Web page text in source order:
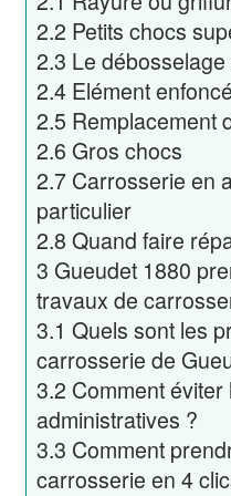
2.2 Petits chocs
2.3 Le
2.4 Elément enfoncé
2.5 Remplacement
2.6 Gros chocs
2.7 Carrosserie en
particulier
2.8 Quand faire
3 Gueudet 1880
travaux de
3.1 Quels sont les
carrosserie de
3.2 Comment
administratives ?
3.3 Comment
carrosserie en 4